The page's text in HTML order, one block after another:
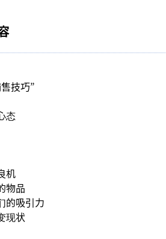
技巧”
态
机
物品
的吸引力
现状